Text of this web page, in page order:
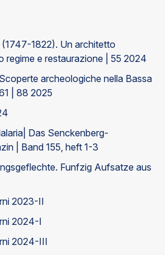
1822). Un architetto
regime e restaurazione | 55 2024
archeologiche nella Bassa
| 88 2025
Das Senckenberg-
| Band 155, heft 1-3
Funfzig Aufsatze aus
2023-II
2024-I
2024-III